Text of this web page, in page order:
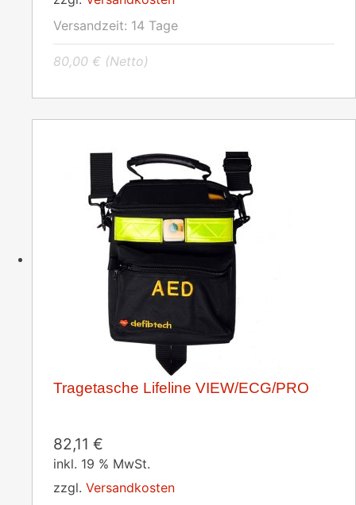
Versandzeit: 14 Tage
80,00 € (Netto)
Tragetasche Lifeline VIEW/ECG/PRO
82,11 €
inkl. 19 % MwSt.
zzgl. Versandkosten